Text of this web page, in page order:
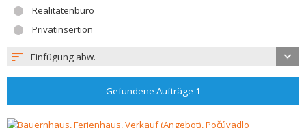
Realitätenbüro
Privatinsertion
Einfügung abw.
Gefundene Aufträge 1